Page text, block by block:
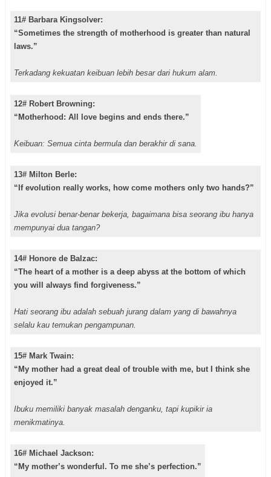
11# Barbara Kingsolver:
“Sometimes the strength of motherhood is greater than natural
laws.”
Terkadang kekuatan keibuan lebih besar dari hukum alam.
12# Robert Browning:
“Motherhood: All love begins and ends there.”
Keibuan: Semua cinta bermula dan berakhir di sana.
13# Milton Berle:
“If evolution really works, how come mothers only two hands?”
Jika evolusi benar-benar bekerja, bagaimana bisa seorang ibu hanya
mempunyai dua tangan?
14# Honore de Balzac:
“The heart of a mother is a deep abyss at the bottom of which
you will always find forgiveness.”
Hati seorang ibu adalah sebuah jurang dalam yang di bawahnya
selalu kau temukan pengampunan.
15# Mark Twain:
“My mother had a great deal of trouble with me, but I think she
enjoyed it.”
Ibuku memiliki banyak masalah denganku, tapi kupikir ia
menikmatinya.
16# Michael Jackson:
“My mother’s wonderful. To me she’s perfection.”